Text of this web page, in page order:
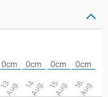
13
.
A
u
g. 14
.
A
u
g. 15
.
A
u
g. 16
.
A
u
g.